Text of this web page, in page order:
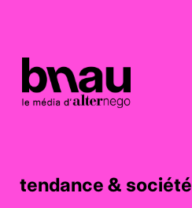
tendance & société